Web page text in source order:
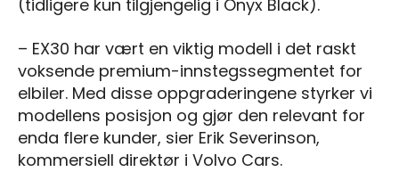
(tidligere kun tilgjengelig i Onyx Black).
– EX30 har vært en viktig modell i det raskt
voksende premium-innstegssegmentet for
elbiler. Med disse oppgraderingene styrker vi
modellens posisjon og gjør den relevant for
enda flere kunder, sier Erik Severinson,
kommersiell direktør i Volvo Cars.